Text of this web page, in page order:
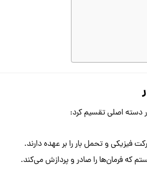
دسته اصلی تقسیم کرد:
فیزیکی و تحمل بار را بر عهده دارند.
که فرمان‌ها را صادر و پردازش می‌کند.